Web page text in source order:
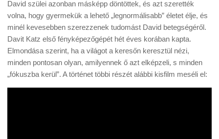
David szülei azonban másképp döntöttek, és azt szerették
volna, hogy gyermekük a lehető „legnormálisabb” életet élje, és
minél kevesebben szerezzenek tudomást David betegségéről.
Davit Katz első fényképezőgépét hét éves korában kapta.
Elmondása szerint, ha a világot a keresőn keresztül nézi,
minden pontosan olyan, amilyennek ő azt elképzeli, s minden
„fókuszba kerül”. A történet többi részét alábbi kisfilm meséli el: